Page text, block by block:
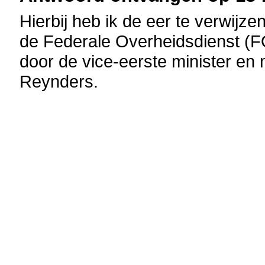
Hierbij heb ik de eer te
de Federale Overheidsdienst
door de vice-eerste minister en
Reynders.